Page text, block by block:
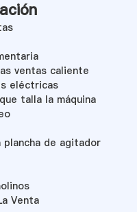
ventas caliente
eléctricas
talla la máquina
de agitador
Venta